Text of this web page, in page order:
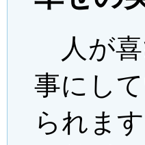
人が喜
事にし
られま